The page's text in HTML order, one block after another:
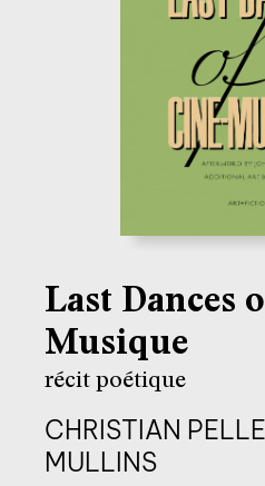
Last Dances
Musique
récit poétique
CHRISTIAN
MULLINS